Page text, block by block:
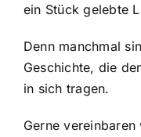
ein Stück gelebte
Denn manchmal
Geschichte, die
in sich tragen.
Gerne